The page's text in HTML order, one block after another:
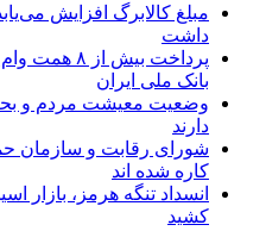
مبلغ کالابرگ افزایش
داشت
پرداخت بیش
بانک ملی ایران
وضعیت معیشت مردم و
دارند
شورای رقابت و سازمان
کاره شده اند
انسداد تنگه هرمز، بازار
کشید